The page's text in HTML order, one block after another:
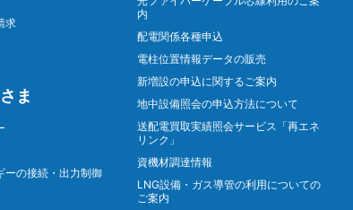
求
ま
ーの接続・出力制御
内
配電関係各種申込
電柱位置情報データの販売
新増設の申込に関するご案内
地中設備照会の申込方法について
送配電買取実績照会サービス「再エネ
リンク」
資機材調達情報
LNG設備・ガス導管の利用についての
ご案内